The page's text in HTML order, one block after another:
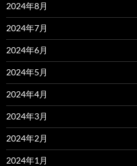
2024年8月
2024年7月
2024年6月
2024年5月
2024年4月
2024年3月
2024年2月
2024年1月